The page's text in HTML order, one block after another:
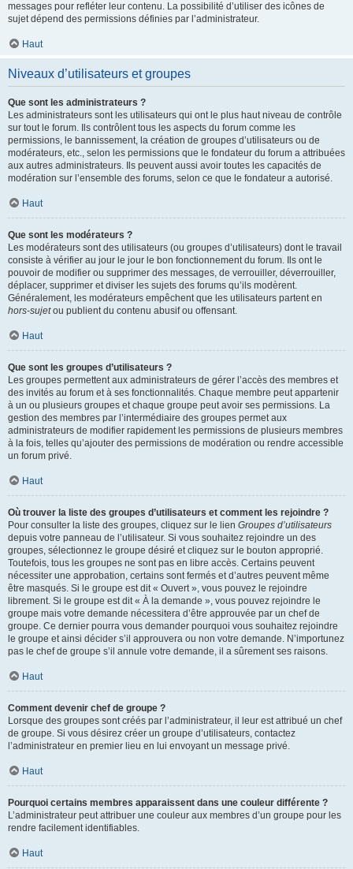
messages pour refléter leur contenu. La possibilité d’utiliser des icônes de
sujet dépend des permissions définies par l’administrateur.
Haut
Niveaux d’utilisateurs et groupes
Que sont les administrateurs ?
Les administrateurs sont les utilisateurs qui ont le plus haut niveau de contrôle
sur tout le forum. Ils contrôlent tous les aspects du forum comme les
permissions, le bannissement, la création de groupes d’utilisateurs ou de
modérateurs, etc., selon les permissions que le fondateur du forum a attribuées
aux autres administrateurs. Ils peuvent aussi avoir toutes les capacités de
modération sur l’ensemble des forums, selon ce que le fondateur a autorisé.
Haut
Que sont les modérateurs ?
Les modérateurs sont des utilisateurs (ou groupes d’utilisateurs) dont le travail
consiste à vérifier au jour le jour le bon fonctionnement du forum. Ils ont le
pouvoir de modifier ou supprimer des messages, de verrouiller, déverrouiller,
déplacer, supprimer et diviser les sujets des forums qu’ils modèrent.
Généralement, les modérateurs empêchent que les utilisateurs partent en
hors-sujetou publient du contenu abusif ou offensant.
Haut
Que sont les groupes d’utilisateurs ?
Les groupes permettent aux administrateurs de gérer l’accès des membres et
des invités au forum et à ses fonctionnalités. Chaque membre peut appartenir
à un ou plusieurs groupes et chaque groupe peut avoir ses permissions. La
gestion des membres par l’intermédiaire des groupes permet aux
administrateurs de modifier rapidement les permissions de plusieurs membres
à la fois, telles qu’ajouter des permissions de modération ou rendre accessible
un forum privé.
Haut
Où trouver la liste des groupes d’utilisateurs et comment les rejoindre ?
Pour consulter la liste des groupes, cliquez sur le lien Groupes d’utilisateurs
depuis votre panneau de l’utilisateur. Si vous souhaitez rejoindre un des
groupes, sélectionnez le groupe désiré et cliquez sur le bouton approprié.
Toutefois, tous les groupes ne sont pas en libre accès. Certains peuvent
nécessiter une approbation, certains sont fermés et d’autres peuvent même
être masqués. Si le groupe est dit « Ouvert », vous pouvez le rejoindre
librement. Si le groupe est dit « À la demande », vous pouvez rejoindre le
groupe mais votre demande nécessitera d’être approuvée par un chef de
groupe. Ce dernier pourra vous demander pourquoi vous souhaitez rejoindre
le groupe et ainsi décider s’il approuvera ou non votre demande. N’importunez
pas le chef de groupe s’il annule votre demande, il a sûrement ses raisons.
Haut
Comment devenir chef de groupe ?
Lorsque des groupes sont créés par l’administrateur, il leur est attribué un chef
de groupe. Si vous désirez créer un groupe d’utilisateurs, contactez
l’administrateur en premier lieu en lui envoyant un message privé.
Haut
Pourquoi certains membres apparaissent dans une couleur différente ?
L’administrateur peut attribuer une couleur aux membres d’un groupe pour les
rendre facilement identifiables.
Haut